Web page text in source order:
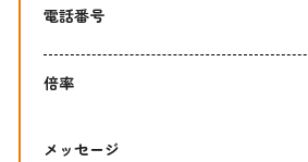
電話番号
倍率
メッセージ